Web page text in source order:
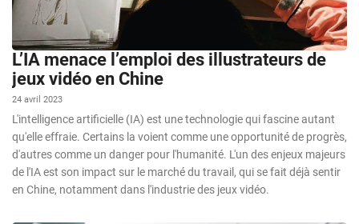
L’IA menace l’emploi des illustrateurs de
jeux vidéo en Chine
24 avril 2023
L'intelligence artificielle (IA) est une technologie qui fascine autant
qu'elle effraie. Certains la voient comme une opportunité de progrès,
d'autres comme un danger pour l'humanité. L'un des enjeux majeurs
de l'IA est son impact sur le marché du travail, qui se fait déjà sentir
en Chine, notamment dans l'industrie des jeux vidéo.